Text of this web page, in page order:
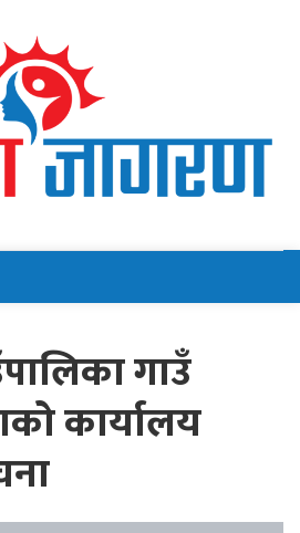
गाउँ
कार्यालय